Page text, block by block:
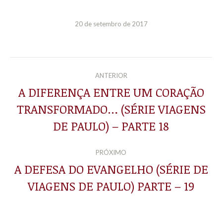
20 de setembro de 2017
NAVEGAÇÃO
DE
POST:
ANTERIOR
Post
anterior:
A DIFERENÇA ENTRE UM CORAÇÃO
TRANSFORMADO… (SÉRIE VIAGENS
DE PAULO) – PARTE 18
PRÓXIMO
Próximo
post:
A DEFESA DO EVANGELHO (SÉRIE DE
VIAGENS DE PAULO) PARTE – 19